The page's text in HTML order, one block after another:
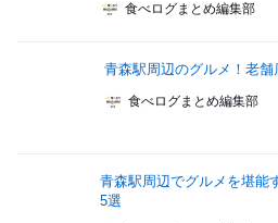
食べログまとめ編集部
青森駅周辺のグルメ！老
食べログまとめ編集部
青森駅周辺でグルメを堪能
5選